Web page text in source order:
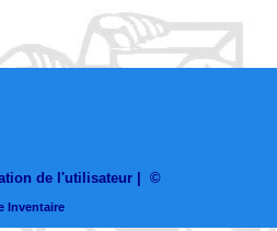
de l'utilisateur ©
Inventaire